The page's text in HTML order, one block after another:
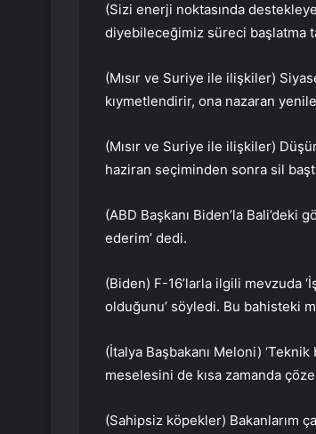
(Sizi enerji noktasında
diyebileceğimiz süreci başlatma
(Mısır ve Suriye ile ilişkiler)
kıymetlendirir, ona nazaran
(Mısır ve Suriye ile ilişkiler)
haziran seçiminden sonra sil
(ABD Başkanı Biden’la
ederim’ dedi.
(Biden) F-16’larla ilgili mevzuda
olduğunu’ söyledi. Bu bahisteki
(İtalya Başbakanı Meloni)
meselesini de kısa zamanda
(Sahipsiz köpekler) Bakanlarım